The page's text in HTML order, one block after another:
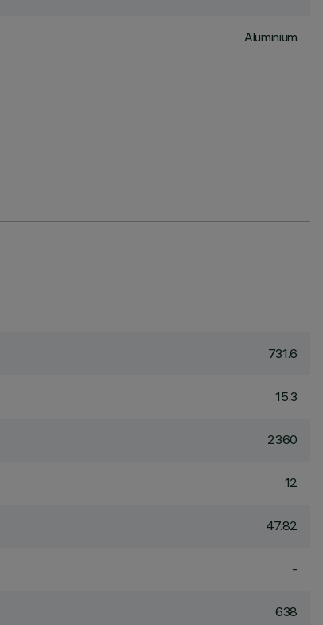
Aluminium
731.6
15.3
2360
12
47.82
-
638